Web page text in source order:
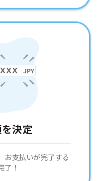
決定
お支払いが完了する
了！